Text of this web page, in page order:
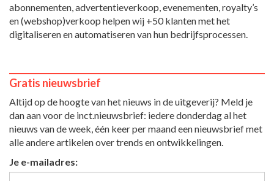
abonnementen, advertentieverkoop, evenementen, royalty’s
en (webshop)verkoop helpen wij +50 klanten met het
digitaliseren en automatiseren van hun bedrijfsprocessen.
Gratis nieuwsbrief
Altijd op de hoogte van het nieuws in de uitgeverij? Meld je
dan aan voor de inct.nieuwsbrief: iedere donderdag al het
nieuws van de week, één keer per maand een nieuwsbrief met
alle andere artikelen over trends en ontwikkelingen.
Je e-mailadres: